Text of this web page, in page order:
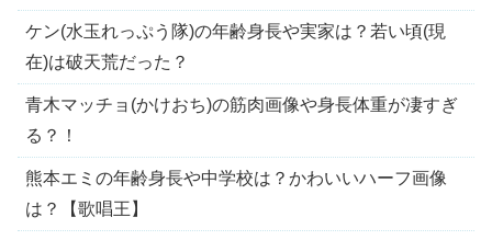
ケン(水玉れっぷう隊)の年齢身長や実家は？若い頃(現
在)は破天荒だった？
青木マッチョ(かけおち)の筋肉画像や身長体重が凄すぎ
る？！
熊本エミの年齢身長や中学校は？かわいいハーフ画像
は？【歌唱王】